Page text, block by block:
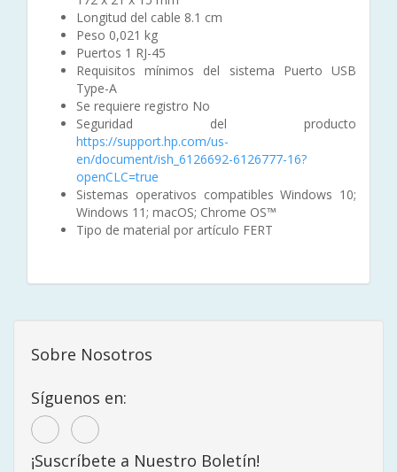
Longitud del cable 8.1 cm
Peso 0,021 kg
Puertos 1 RJ-45
Requisitos mínimos del sistema Puerto USB
Type-A
Se requiere registro No
Seguridad del producto
https://support.hp.com/us-
en/document/ish_6126692-6126777-16?
openCLC=true
Sistemas operativos compatibles Windows 10;
Windows 11; macOS; Chrome OS™
Tipo de material por artículo FERT
Sobre Nosotros
Síguenos en:
¡Suscríbete a Nuestro Boletín!